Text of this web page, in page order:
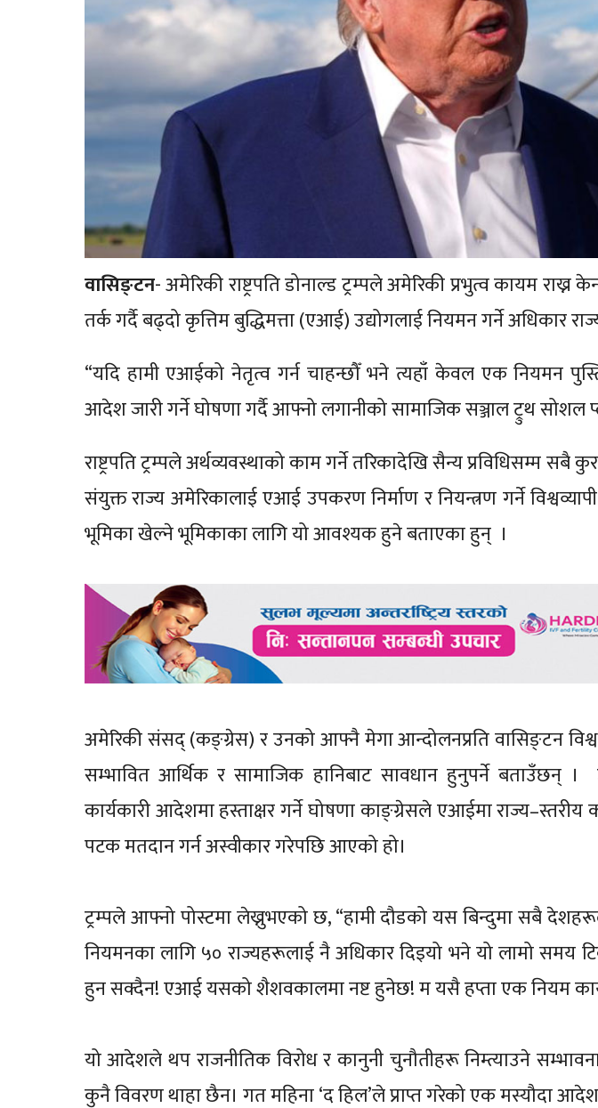
वासिङ्टन- अमेरिकी राष्ट्रपति डोनाल्ड ट्रम्पले अमेरिकी प्रभुत्व कायम राख्न
तर्क गर्दै बढ्दो कृत्तिम बुद्धिमत्ता (एआई) उद्योगलाई नियमन गर्ने अधिकार
“यदि हामी एआईको नेतृत्व गर्न चाहन्छौँ भने त्यहाँ केवल एक नियमन
आदेश जारी गर्ने घोषणा गर्दै आफ्नो लगानीको सामाजिक सञ्जाल ट्रुथ
राष्ट्रपति ट्रम्पले अर्थव्यवस्थाको काम गर्ने तरिकादेखि सैन्य प्रविधिसम्म सबै
संयुक्त राज्य अमेरिकालाई एआई उपकरण निर्माण र नियन्त्रण गर्ने
भूमिका खेल्ने भूमिकाका लागि यो आवश्यक हुने बताएका हुन् ।
अमेरिकी संसद् (कङ्ग्रेस) र उनको आफ्नै मेगा आन्दोलनप्रति वासिङ्टन
सम्भावित आर्थिक र सामाजिक हानिबाट सावधान हुनुपर्ने बताउँछन्
कार्यकारी आदेशमा हस्ताक्षर गर्ने घोषणा काङ्ग्रेसले एआईमा राज्य–स्तरीय
पटक मतदान गर्न अस्वीकार गरेपछि आएको हो।
ट्रम्पले आफ्नो पोस्टमा लेख्नुभएको छ, “हामी दौडको यस बिन्दुमा सबै
नियमनका लागि ५० राज्यहरूलाई नै अधिकार दिइयो भने यो लामो समय
हुन सक्दैन! एआई यसको शैशवकालमा नष्ट हुनेछ! म यसै हप्ता एक नियम
यो आदेशले थप राजनीतिक विरोध र कानुनी चुनौतीहरू निम्त्याउने
कुनै विवरण थाहा छैन। गत महिना ‘द हिल’ले प्राप्त गरेको एक मस्यौदा